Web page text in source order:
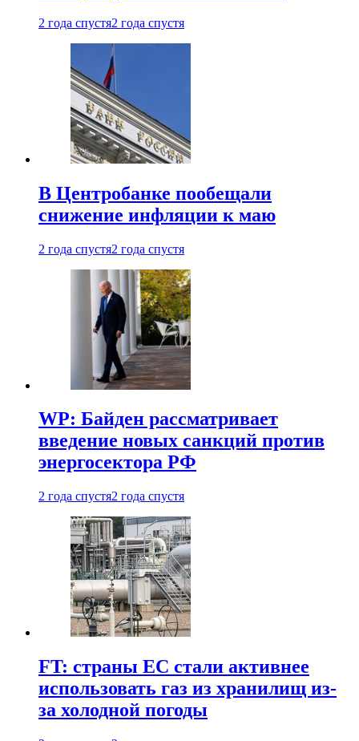
2 года спустя2 года спустя
В Центробанке пообещали
снижение инфляции к маю
2 года спустя2 года спустя
WP: Байден рассматривает
введение новых санкций против
энергосектора РФ
2 года спустя2 года спустя
FT: страны ЕС стали активнее
использовать газ из хранилищ из-
за холодной погоды